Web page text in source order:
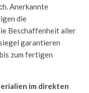
Anerkannte
die
Beschaffenheit aller
garantieren
zum fertigen
im direkten